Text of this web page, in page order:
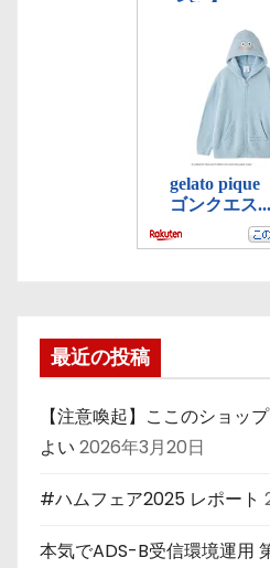
最近の投稿
【注意喚起】ここのショッ
よい 2026年3月20日
#ハムフェア2025 レポート
本気でADS-B受信環境運用